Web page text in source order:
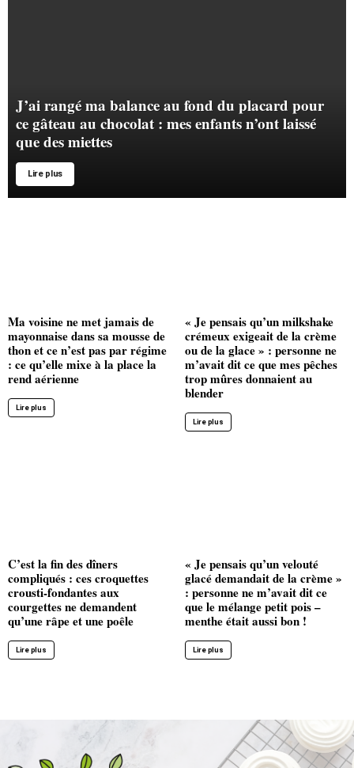
J’ai rangé ma balance au fond du placard pour
ce gâteau au chocolat : mes enfants n’ont laissé
que des miettes
Lire plus
Ma voisine ne met jamais de
mayonnaise dans sa mousse de
thon et ce n’est pas par régime
: ce qu’elle mixe à la place la
rend aérienne
Lire plus
« Je pensais qu’un milkshake
crémeux exigeait de la crème
ou de la glace » : personne ne
m’avait dit ce que mes pêches
trop mûres donnaient au
blender
Lire plus
C’est la fin des dîners
compliqués : ces croquettes
crousti-fondantes aux
courgettes ne demandent
qu’une râpe et une poêle
Lire plus
« Je pensais qu’un velouté
glacé demandait de la crème »
: personne ne m’avait dit ce
que le mélange petit pois –
menthe était aussi bon !
Lire plus